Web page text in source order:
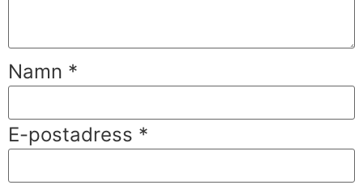
Namn *
E-postadress *